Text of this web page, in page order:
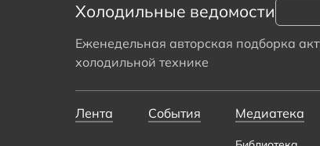
Холодильные ведомости
Еженедельная авторская подборка
холодильной технике
Лента События Медиатека